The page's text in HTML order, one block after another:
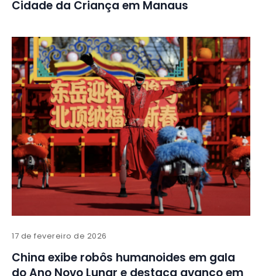
Cidade da Criança em Manaus
17 de fevereiro de 2026
China exibe robôs humanoides em gala